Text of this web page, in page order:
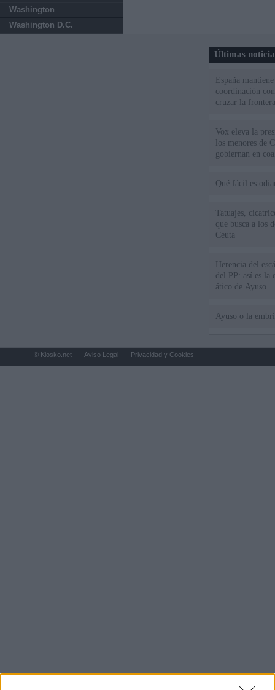
Washington
Washington D.C.
Últimas
España
coordinación
cruzar la
Vox eleva la
los menores de
gobiernan en
Qué fácil es
Tatuajes,
que busca a los
Ceuta
Herencia del
del PP: así es la
ático de Ayuso
Ayuso o la
© Kiosko.net Aviso Legal Privacidad y Cookies